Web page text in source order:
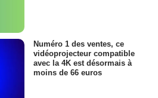
Numéro 1 des ventes, ce
vidéoprojecteur compatible
avec la 4K est désormais à
moins de 66 euros